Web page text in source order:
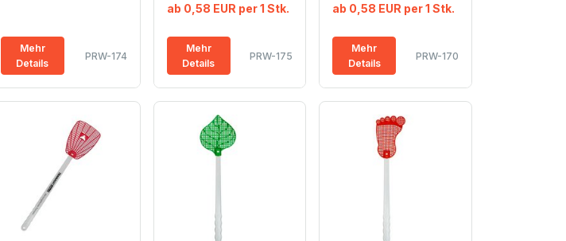
Mehr
Details
PRW-174
ab 0,58 EUR per 1 Stk.
Mehr
Details
PRW-175
ab 0,58 EUR per 1 Stk.
Mehr
Details
PRW-170